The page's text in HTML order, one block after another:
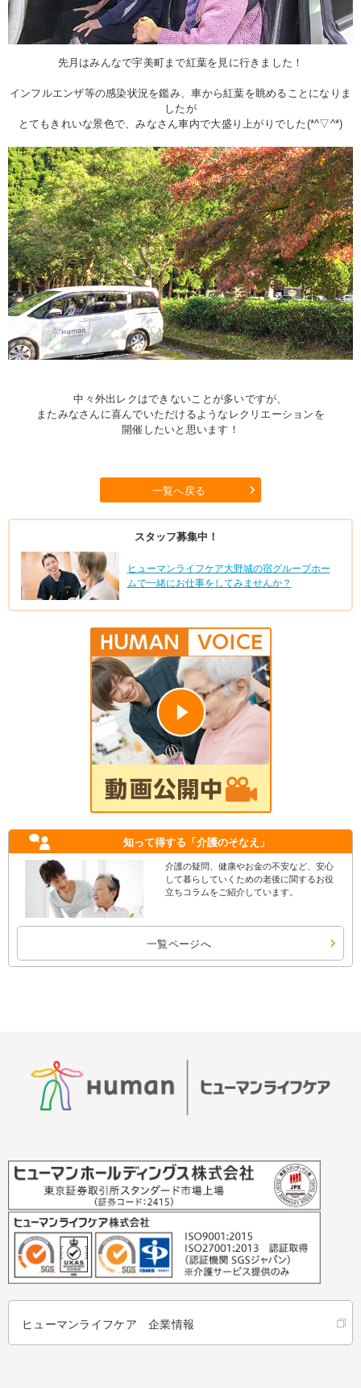
先月はみんなで宇美町まで紅葉を見に行きました！
インフルエンザ等の感染状況を鑑み、車から紅葉を眺めることになりま
したが
とてもきれいな景色で、みなさん車内で大盛り上がりでした(*^▽^*)
中々外出レクはできないことが多いですが、
またみなさんに喜んでいただけるようなレクリエーションを
開催したいと思います！
一覧へ戻る
スタッフ募集中！
ヒューマンライフケア大野城の宿グループホー
ムで一緒にお仕事をしてみませんか？
知って得する 「介護のそなえ」
介護の疑問、健康やお金の不安など、安心
して暮らしていくための老後に関するお役
立ちコラムをご紹介しています。
一覧ページへ
ヒューマンライフケア 企業情報